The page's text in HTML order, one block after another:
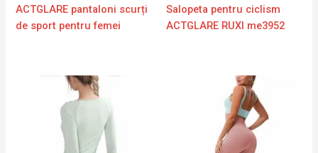
ACTGLARE pantaloni scurți
de sport pentru femei
Salopeta pentru ciclism
ACTGLARE RUXI me3952